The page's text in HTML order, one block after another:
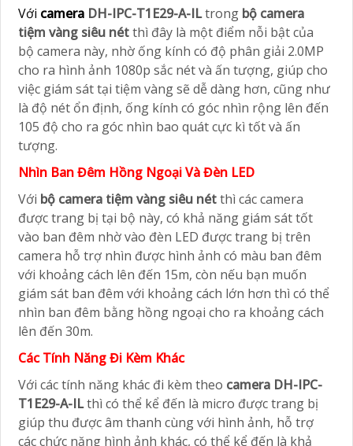
Với camera DH-IPC-T1E29-A-ILtrong bộ camera
tiệm vàng siêu nétthì đây là một điểm nỗi bật của
bộ camera này, nhờ ống kính có độ phân giải 2.0MP
cho ra hình ảnh 1080p sắc nét và ấn tượng, giúp cho
việc giám sát tại tiệm vàng sẽ dễ dàng hơn, cũng như
là độ nét ổn định, ống kính có góc nhìn rộng lên đến
105 độ cho ra góc nhìn bao quát cực kì tốt và ấn
tượng.
Nhìn Ban Đêm Hồng Ngoại Và Đèn LED
Với bộ camera tiệm vàng siêu nétthì các camera
được trang bị tại bộ này, có khả năng giám sát tốt
vào ban đêm nhờ vào đèn LED được trang bị trên
camera hỗ trợ nhìn được hình ảnh có màu ban đêm
với khoảng cách lên đến 15m, còn nếu bạn muốn
giám sát ban đêm với khoảng cách lớn hơn thì có thể
nhìn ban đêm bằng hồng ngoại cho ra khoảng cách
lên đến 30m.
Các Tính Năng Đi Kèm Khác
Với các tính năng khác đi kèm theo camera DH-IPC-
T1E29-A-ILthì có thể kể đến là micro được trang bị
giúp thu được âm thanh cùng với hình ảnh, hỗ trợ
các chức năng hình ảnh khác, có thể kể đến là khả